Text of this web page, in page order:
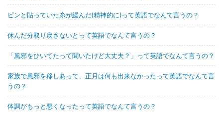
ピンと貼っていた糸が緩んだ(精神的に)って英語でなんて言うの？
休んだ分取り戻さないとって英語でなんて言うの？
「風邪をひいてたって聞いたけど大丈夫？」って英語でなんて言うの？
家族で風邪を移しあって、正月は何も出来なかったって英語でなんて言
うの？
体調がもっと悪くなったって英語でなんて言うの？